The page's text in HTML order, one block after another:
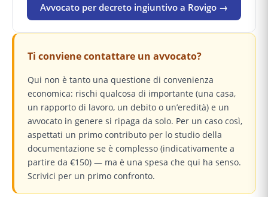
Avvocato per decreto ingiuntivo a Rovigo →
Ti conviene contattare un avvocato?
Qui non è tanto una questione di convenienza
economica: rischi qualcosa di importante (una casa,
un rapporto di lavoro, un debito o un’eredità) e un
avvocato in genere si ripaga da solo. Per un caso così,
aspettati un primo contributo per lo studio della
documentazione se è complesso (indicativamente a
partire da €150) — ma è una spesa che qui ha senso.
Scrivici per un primo confronto.